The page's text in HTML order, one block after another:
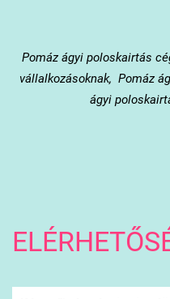
Pomázágyi poloskairtás
vállalkozásoknak, Pomáz
ágyi